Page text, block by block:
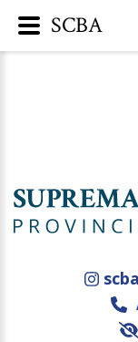
SCBA